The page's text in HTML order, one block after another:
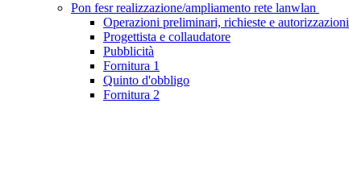
Pon fesr realizzazione/ampliamento rete lanwlan
Operazioni preliminari, richieste e autorizzazioni
Progettista e collaudatore
Pubblicità
Fornitura 1
Quinto d'obbligo
Fornitura 2